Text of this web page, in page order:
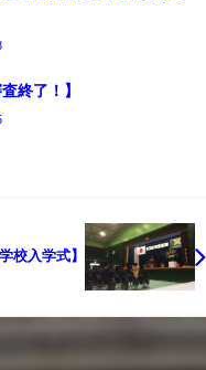
終了！】
校入学式】